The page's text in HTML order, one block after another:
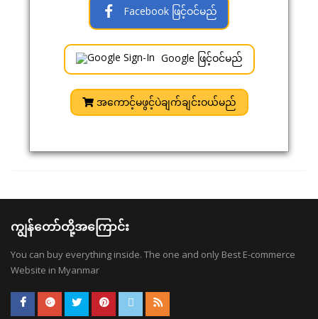
Facebook ဖြင့်ဝင်မည်
Google ဖြင့်ဝင်မည်
အကောင့်မဖွင့်ပဲချက်ချင်းဝယ်မည်
ကျွန်တော်တို့အကြောင်း
You can buy everything inside. The one and only Best E-commerce
Website in Myanmar